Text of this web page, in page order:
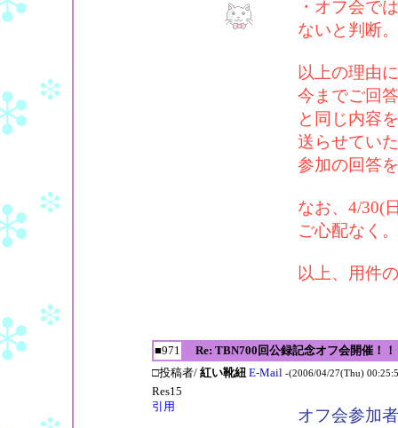
・オフ会で
ないと判断。
以上の理由
今までご回
と同じ内容を
送らせてい
参加の回答
なお、4/30(
ご心配なく。
以上、用件
■971 Re: TBN700回公録記念オフ会開催！！
□投稿者/ 紅い靴紐 E-Mail -(2006/04/27(Thu)
Res15
引用
オフ会参加